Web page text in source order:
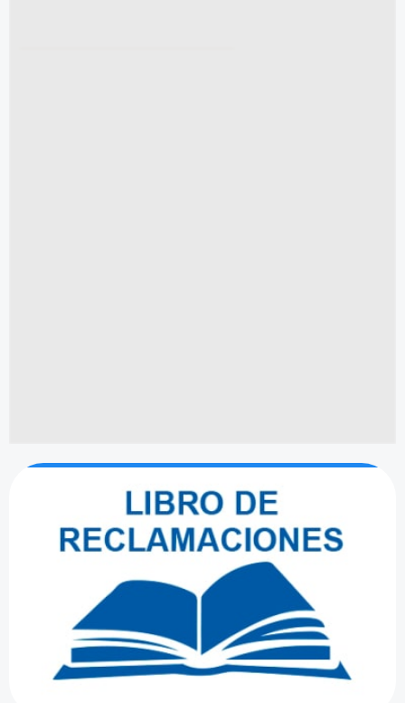
LIBRO DE RECLAMACIONES
Sentimos las molestias ocacionadas. Por favor
deje sus datos y nos comunicaremos con usted
lo antes posible.